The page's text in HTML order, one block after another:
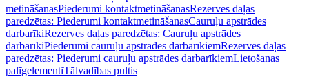
metināšanasPiederumi kontaktmetināšanasRezerves daļas
paredzētas: Piederumi kontaktmetināšanasCauruļu apstrādes
darbarīkiRezerves daļas paredzētas: Cauruļu apstrādes
darbarīkiPiederumi cauruļu apstrādes darbarīkiemRezerves daļas
paredzētas: Piederumi cauruļu apstrādes darbarīkiemLietošanas
palīgelementiTālvadības pultis